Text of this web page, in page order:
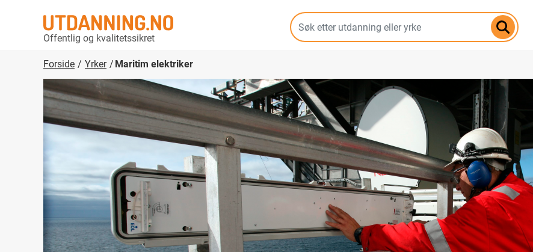
hovedinnhold
Offentlig og kvalitetssikret
Forside Yrker Maritim elektriker